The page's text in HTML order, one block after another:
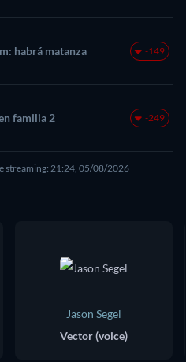
habrá matanza -149
familia 2 -249
streaming: 21:24, 05/08/2026
Jason Segel
Vector (voice)